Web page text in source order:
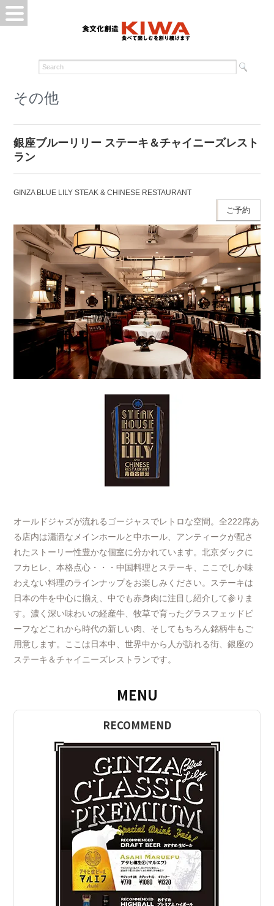
その他
銀座ブルーリリー ステーキ＆チャイニーズレスト
ラン
GINZA BLUE LILY STEAK & CHINESE RESTAURANT
ご予約
オールドジャズが流れるゴージャスでレトロな空間。全222席あ
る店内は瀟洒なメインホールと中ホール、アンティークが配さ
れたストーリー性豊かな個室に分かれています。北京ダックに
フカヒレ、本格点心・・・中国料理とステーキ、ここでしか味
わえない料理のラインナップをお楽しみください。ステーキは
日本の牛を中心に揃え、中でも赤身肉に注目し紹介して参りま
す。濃く深い味わいの経産牛、牧草で育ったグラスフェッドビ
ーフなどこれから時代の新しい肉、そしてもちろん銘柄牛もご
用意します。ここは日本中、世界中から人が訪れる街、銀座の
ステーキ＆チャイニーズレストランです。
MENU
RECOMMEND